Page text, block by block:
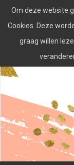
naar
inhoud
Om deze website
Cookies. Deze
graag willen